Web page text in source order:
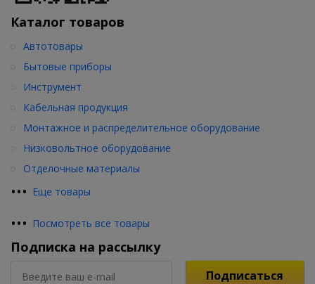
Каталог товаров
••• Еще товары
Автотовары
Бытовые приборы
Инструмент
Кабельная продукция
Монтажное и распределительное оборудование
Низковольтное оборудование
Отделочные материалы
••• Посмотреть все товары
Подписка на рассылку
Подписаться